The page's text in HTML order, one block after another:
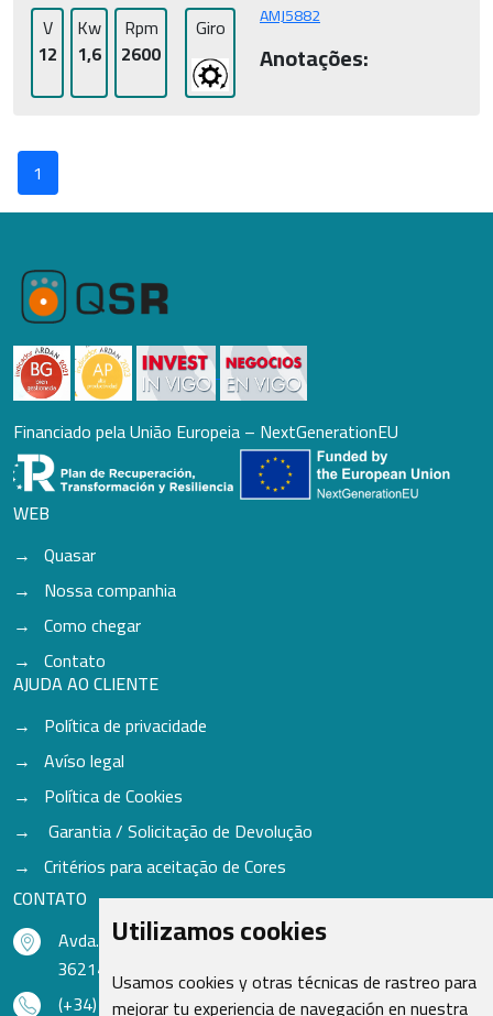
Utilizamos cookies
Usamos cookies y otras técnicas de rastreo para
mejorar tu experiencia de navegación en nuestra
V
12
Kw
1,6
Rpm
2600
Giro
AMJ5882
Anotações:
1
Financiado pela União Europeia – NextGenerationEU
WEB
Quasar
Nossa companhia
Como chegar
Contato
AJUDA AO CLIENTE
Política de privacidade
Avíso legal
Política de Cookies
Garantia / Solicitação de Devolução
Critérios para aceitação de Cores
CONTATO
Avda. do Freixo - Sardoma, 13
36214 Vigo - Pontevedra - Espanha
(+34) 986 48 16 33